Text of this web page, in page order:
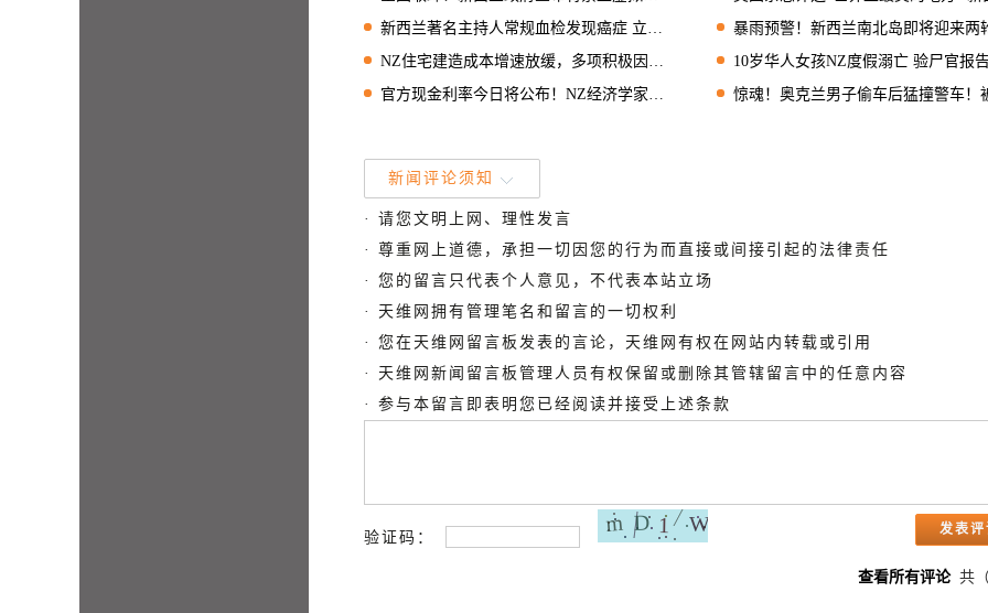
新西兰著名主持人常规血检发现癌症 立即开始化疗
暴雨预警！新西兰南北岛即将迎来两轮局部强降
NZ住宅建造成本增速放缓，多项积极因素或将支持建筑业回升
10岁华人女孩NZ度假溺亡 验尸官报告认可“DoC改进
官方现金利率今日将公布！NZ经济学家预测：维持3.25%不变！
惊魂！奥克兰男子偷车后猛撞警车！被捕时试图逃跑
新闻评论须知
· 请您文明上网、理性发言
· 尊重网上道德，承担一切因您的行为而直接或间接引起的法律责任
· 您的留言只代表个人意见，不代表本站立场
· 天维网拥有管理笔名和留言的一切权利
· 您在天维网留言板发表的言论，天维网有权在网站内转载或引用
· 天维网新闻留言板管理人员有权保留或删除其管辖留言中的任意内容
· 参与本留言即表明您已经阅读并接受上述条款
验证码：
查看所有评论共（